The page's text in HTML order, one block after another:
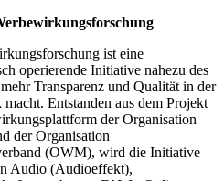
ist eine
operierende Initiative nahezu des
Transparenz und Qualität in der
Entstanden aus dem Projekt
der Organisation
der Organisation
(OWM), wird die Initiative
Audio (Audioeffekt),